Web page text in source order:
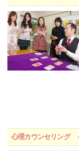
心理カウンセリング